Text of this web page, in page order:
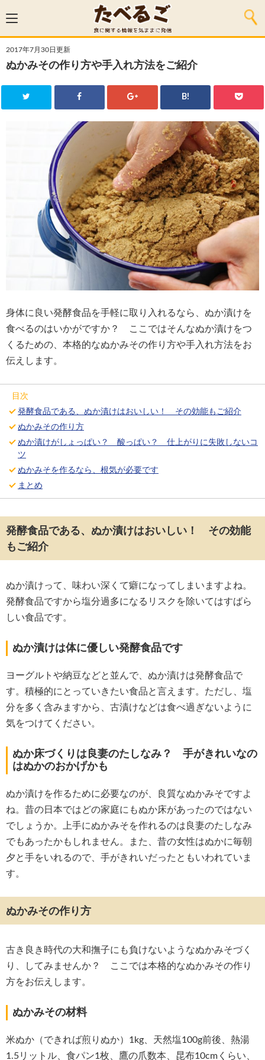
2017年7月30日更新
ぬかみその作り方や手入れ方法をご紹介
B!
身体に良い発酵食品を手軽に取り入れるなら、ぬか漬けを
食べるのはいかがですか？ ここではそんなぬか漬けをつ
くるための、本格的なぬかみその作り方や手入れ方法をお
伝えします。
目次
発酵食品である、ぬか漬けはおいしい！ その効能もご紹介
ぬかみその作り方
ぬか漬けがしょっぱい？ 酸っぱい？ 仕上がりに失敗しないコ
ツ
ぬかみそを作るなら、根気が必要です
まとめ
発酵食品である、ぬか漬けはおいしい！ その効能
もご紹介
ぬか漬けって、味わい深くて癖になってしまいますよね。
発酵食品ですから塩分過多になるリスクを除いてはすばら
しい食品です。
ぬか漬けは体に優しい発酵食品です
ヨーグルトや納豆などと並んで、ぬか漬けは発酵食品で
す。積極的にとっていきたい食品と言えます。ただし、塩
分を多く含みますから、古漬けなどは食べ過ぎないように
気をつけてください。
ぬか床づくりは良妻のたしなみ？ 手がきれいなの
はぬかのおかげかも
ぬか漬けを作るために必要なのが、良質なぬかみそですよ
ね。昔の日本ではどの家庭にもぬか床があったのではない
でしょうか。上手にぬかみそを作れるのは良妻のたしなみ
でもあったかもしれません。また、昔の女性はぬかに毎朝
夕と手をいれるので、手がきれいだったともいわれていま
す。
ぬかみその作り方
古き良き時代の大和撫子にも負けないようなぬかみそづく
り、してみませんか？ ここでは本格的なぬかみその作り
方をお伝えします。
ぬかみその材料
米ぬか（できれば煎りぬか）1kg、天然塩100g前後、熱湯
1.5リットル、食パン1枚、鷹の爪数本、昆布10cmくらい、